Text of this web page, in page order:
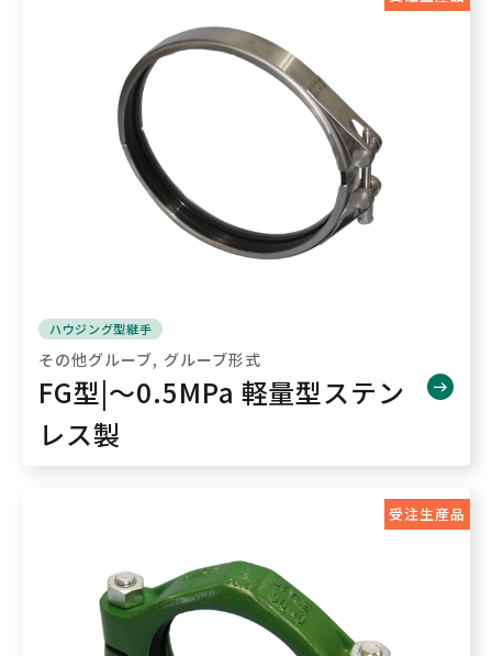
ハウジング型継手
その他グルーブ グルーブ形式
FG型|～0.5MPa 軽量型ステン
レス製
受注生産品